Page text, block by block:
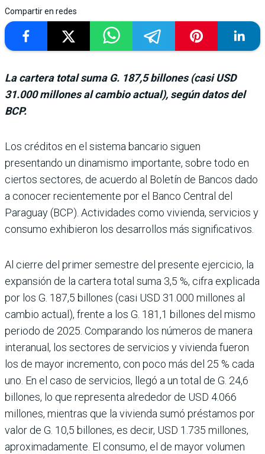
Compartir en redes
La cartera total suma G. 187,5 billones (casi USD
31.000 millones al cambio actual), según datos del
BCP.
Los créditos en el sis­tema bancario siguen
presentando un dina­mismo importante, sobre todo en
ciertos sectores, de acuerdo al Boletín de Ban­cos dado
a conocer reciente­mente por el Banco Central del
Paraguay (BCP). Activida­des como vivienda, servicios y
consumo exhibieron los desa­rrollos más significativos.
Al cierre del primer semes­tre del presente ejercicio, la
expansión de la cartera total suma 3,5 %, cifra explicada
por los G. 187,5 billones (casi USD 31.000 millones al
cam­bio actual), frente a los G. 181,1 billones del mismo
periodo de 2025. Comparando los números de manera
inte­ranual, los sectores de servi­cios y vivienda fueron
los de mayor incremento, con poco más del 25 % cada
uno. En el caso de servicios, llegó a un total de G. 24,6
billones, lo que representa alrededor de USD 4.066
millones, mientras que la vivienda sumó préstamos por
valor de G. 10,5 billones, es decir, USD 1.735 millones,
aproximadamente. El con­sumo, el de mayor volumen